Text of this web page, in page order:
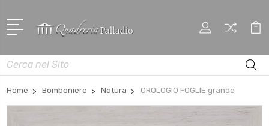
Cerca
Home Bomboniere Natura OROLOGIO FOGLIE grande